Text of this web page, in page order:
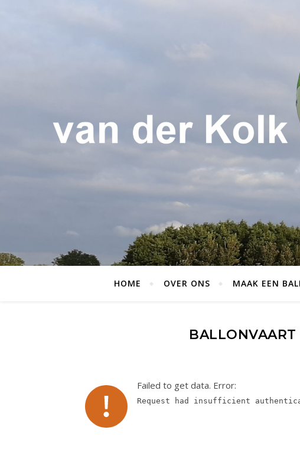
HOME OVER ONS MAAK EEN
BALLONVAART
Failed to get data. Error:
Request had insufficient